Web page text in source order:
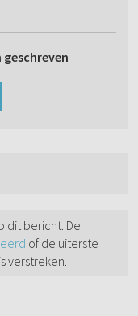
dit bericht. De
of de uiterste
verstreken.